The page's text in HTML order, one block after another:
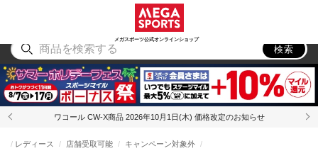
メガスポーツ公式オンラインショップ
アウトドア
検索
ワコール CW-X商品 2026年10月1日(木) 価格改定のお知らせ
レディース 店舗受取可能 キャンペーン対象外